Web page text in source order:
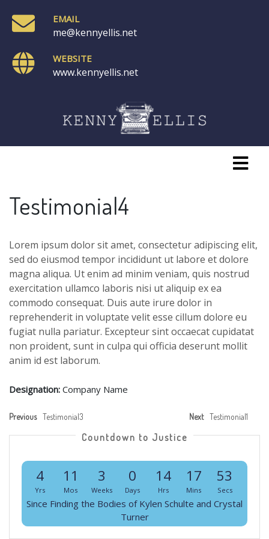
EMAIL
me@kennyellis.net
WEBSITE
www.kennyellis.net
Testimonial4
Lorem ipsum dolor sit amet, consectetur adipiscing elit,
sed do eiusmod tempor incididunt ut labore et dolore
magna aliqua. Ut enim ad minim veniam, quis nostrud
exercitation ullamco laboris nisi ut aliquip ex ea
commodo consequat. Duis aute irure dolor in
reprehenderit in voluptate velit esse cillum dolore eu
fugiat nulla pariatur. Excepteur sint occaecat cupidatat
non proident, sunt in culpa qui officia deserunt mollit
anim id est laborum.
Designation: Company Name
Previous Testimonial3 Next Testimonial1
Countdown to Justice
4
Yrs
11
Mos
3
Weeks
0
Days
14
Hrs
17
Mins
53
Secs
Since Finding the Bodies of Kylen Schulte and Crystal
Turner